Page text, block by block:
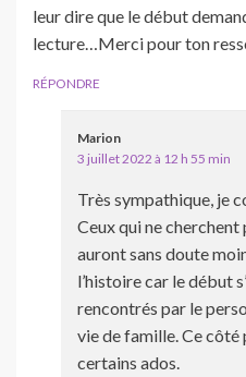
leur dire que le début
lecture…Merci pour ton
RÉPONDRE
Marion
3 juillet 2022 à 12 h 55 min
Très sympathique, je
Ceux qui ne
auront sans doute
l’histoire car le début
rencontrés par le
vie de famille. Ce côté
certains ados.